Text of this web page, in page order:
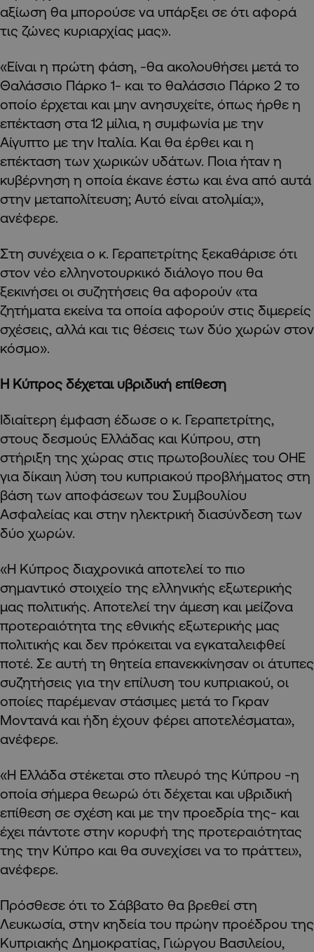
αξίωση θα μπορούσε να υπάρξει σε ότι αφορά
τις ζώνες κυριαρχίας μας».
«Είναι η πρώτη φάση, -θα ακολουθήσει μετά το
Θαλάσσιο Πάρκο 1- και το θαλάσσιο Πάρκο 2 το
οποίο έρχεται και μην ανησυχείτε, όπως ήρθε η
επέκταση στα 12 μίλια, η συμφωνία με την
Αίγυπτο με την Ιταλία. Και θα έρθει και η
επέκταση των χωρικών υδάτων. Ποια ήταν η
κυβέρνηση η οποία έκανε έστω και ένα από αυτά
στην μεταπολίτευση; Αυτό είναι ατολμία;»,
ανέφερε.
Στη συνέχεια ο κ. Γεραπετρίτης ξεκαθάρισε ότι
στον νέο ελληνοτουρκικό διάλογο που θα
ξεκινήσει οι συζητήσεις θα αφορούν «τα
ζητήματα εκείνα τα οποία αφορούν στις διμερείς
σχέσεις, αλλά και τις θέσεις των δύο χωρών στον
κόσμο».
Η Κύπρος δέχεται υβριδική επίθεση
Ιδιαίτερη έμφαση έδωσε ο κ. Γεραπετρίτης,
στους δεσμούς Ελλάδας και Κύπρου, στη
στήριξη της χώρας στις πρωτοβουλίες του ΟΗΕ
για δίκαιη λύση του κυπριακού προβλήματος στη
βάση των αποφάσεων του Συμβουλίου
Ασφαλείας και στην ηλεκτρική διασύνδεση των
δύο χωρών.
«Η Κύπρος διαχρονικά αποτελεί το πιο
σημαντικό στοιχείο της ελληνικής εξωτερικής
μας πολιτικής. Αποτελεί την άμεση και μείζονα
προτεραιότητα της εθνικής εξωτερικής μας
πολιτικής και δεν πρόκειται να εγκαταλειφθεί
ποτέ. Σε αυτή τη θητεία επανεκκίνησαν οι άτυπες
συζητήσεις για την επίλυση του κυπριακού, οι
οποίες παρέμεναν στάσιμες μετά το Γκραν
Μοντανά και ήδη έχουν φέρει αποτελέσματα»,
ανέφερε.
«Η Ελλάδα στέκεται στο πλευρό της Κύπρου -η
οποία σήμερα θεωρώ ότι δέχεται και υβριδική
επίθεση σε σχέση και με την προεδρία της- και
έχει πάντοτε στην κορυφή της προτεραιότητας
της την Κύπρο και θα συνεχίσει να το πράττει»,
ανέφερε.
Πρόσθεσε ότι το Σάββατο θα βρεθεί στη
Λευκωσία, στην κηδεία του πρώην προέδρου της
Κυπριακής Δημοκρατίας, Γιώργου Βασιλείου,